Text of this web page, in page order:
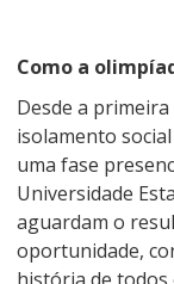
Como a
Desde a primeira
isolamento
uma fase
Universidade
aguardam o
oportunidade,